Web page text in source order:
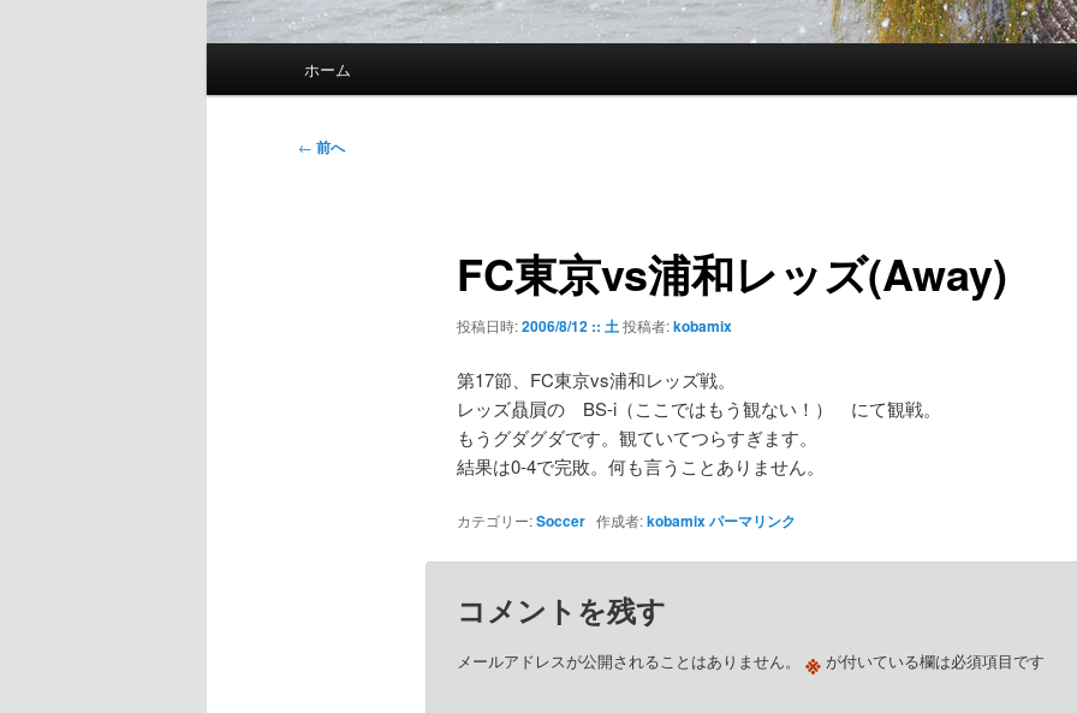
ホーム
投
← 前へ
FC東京vs浦和レッズ(Away)
投稿日時:2006/8/12 :: 土投稿者:kobamix
第17節、FC東京vs浦和レッズ戦。
レッズ贔屓の BS-i（ここではもう観ない！） にて観戦。
もうグダグダです。観ていてつらすぎます。
結果は0-4で完敗。何も言うことありません。
カテゴリー:Soccer作成者:kobamixパーマリンク
コメントを残す
メールアドレスが公開されることはありません。 ※が付いている欄は必須項目です